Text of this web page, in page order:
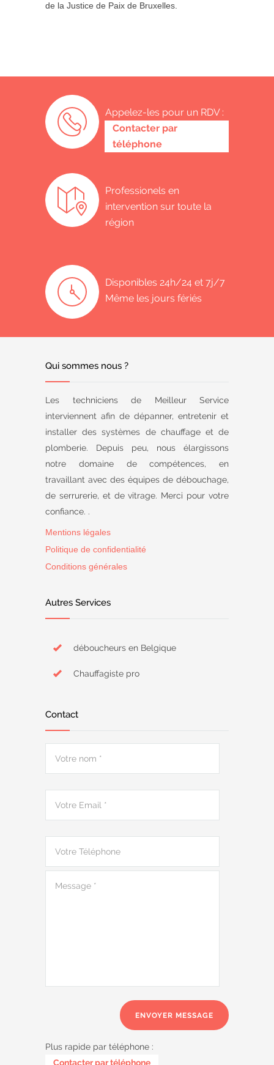
de la Justice de Paix de Bruxelles.
Appelez-les pour un RDV :
0487 62 69 26
Contacter par
téléphone
Professionels en
intervention sur toute la
région
Disponibles 24h/24 et 7j/7
Même les jours fériés
Qui sommes nous ?
Les techniciens de Meilleur Service
interviennent afin de dépanner, entretenir et
installer des systèmes de chauffage et de
plomberie. Depuis peu, nous élargissons
notre domaine de compétences, en
travaillant avec des équipes de débouchage,
de serrurerie, et de vitrage. Merci pour votre
confiance. .
Mentions légales
Politique de confidentialité
Conditions générales
Autres Services
déboucheurs en Belgique
Chauffagiste pro
Contact
Plus rapide par téléphone :
0487 62 69 26
Contacter par téléphone